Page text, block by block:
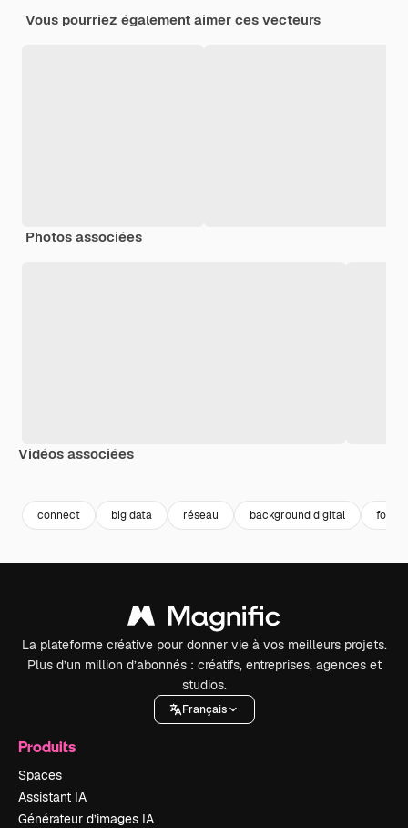
Vous pourriez également aimer ces vecteurs
Photos associées
Vidéos associées
connect big data réseau background digital fond
La plateforme créative pour donner vie à vos meilleurs projets.
Plus d’un million d’abonnés : créatifs, entreprises, agences et
studios.
Français
Produits
Spaces
Assistant IA
Générateur d’images IA